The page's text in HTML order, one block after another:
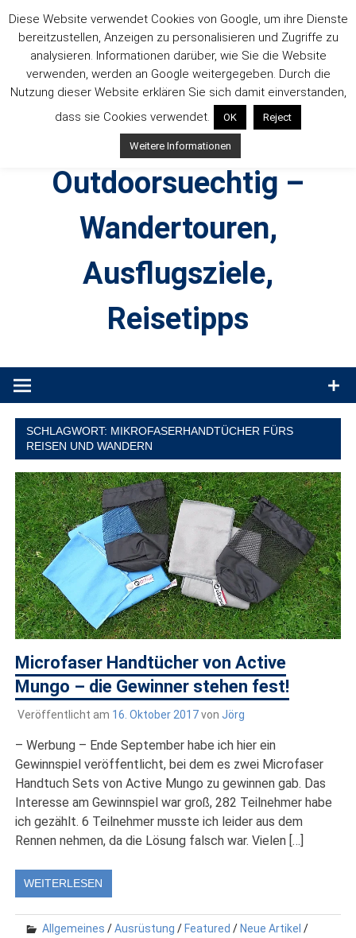
Inhalt
springen
Outdoorsuechtig –
Wandertouren,
Ausflugsziele,
Reisetipps
Produkttests und Buchrezensionen. Ein Blog für alle, die gern
SCHLAGWORT: MIKROFASERHANDTÜCHER FÜRS
REISEN UND WANDERN
Microfaser Handtücher von Active
Mungo – die Gewinner stehen fest!
Veröffentlicht am 16. Oktober 2017von Jörg
– Werbung – Ende September habe ich hier ein
Gewinnspiel veröffentlicht, bei dem es zwei Microfaser
Handtuch Sets von Active Mungo zu gewinnen gab. Das
Interesse am Gewinnspiel war groß, 282 Teilnehmer habe
ich gezählt. 6 Teilnehmer musste ich leider aus dem
Rennen nehmen, da die Lösung falsch war. Vielen […]
WEITERLESEN
Allgemeines /Ausrüstung / Featured / Neue Artikel /
Diese Website verwendet Cookies von Google, um ihre Dienste
bereitzustellen, Anzeigen zu personalisieren und Zugriffe zu
analysieren. Informationen darüber, wie Sie die Website
verwenden, werden an Google weitergegeben. Durch die
Nutzung dieser Website erklären Sie sich damit einverstanden,
dass sie Cookies verwendet.
OK Reject
Weitere Informationen